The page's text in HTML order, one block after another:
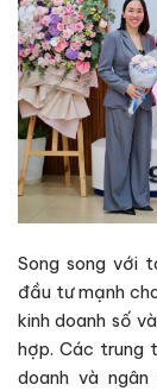
Song song với
đầu tư mạnh
kinh doanh số
hợp. Các trung
doanh và